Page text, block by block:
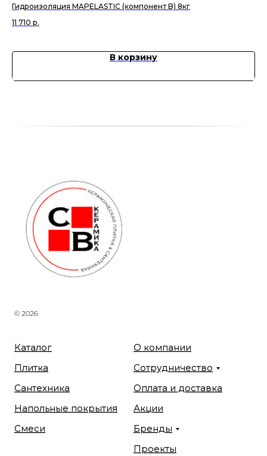
Гидроизоляция MAPELASTIC (компонент B) 8кг
11 710 р.
В корзину
© 2026
Каталог
Плитка
Сантехника
Напольные покрытия
Смеси
О компании
Сотрудничество
Оплата и доставка
Акции
Бренды
Проекты